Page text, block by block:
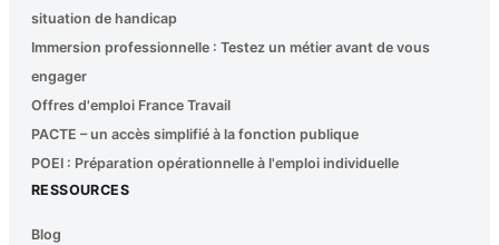
situation de handicap
Immersion professionnelle : Testez un métier avant de vous
engager
Offres d'emploi France Travail
PACTE – un accès simplifié à la fonction publique
POEI : Préparation opérationnelle à l'emploi individuelle
RESSOURCES
Blog